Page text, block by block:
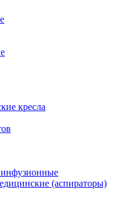
кресла
(аспираторы)